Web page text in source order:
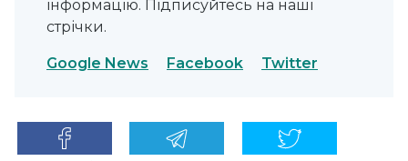
інформацію. Підписуйтесь на наші
стрічки.
Google News Facebook Twitter